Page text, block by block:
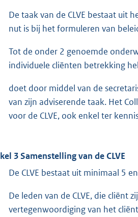
De taak van de CLVE bestaat uit
nut is bij het formuleren van
Tot de onder 2 genoemde
individuele cliënten betrekking
doet door middel van de
van zijn adviserende taak. Het
voor de CLVE, ook enkel ter
3 Samenstelling van de CLVE
De CLVE bestaat uit minimaal 5
De leden van de CLVE, die cliënt
vertegenwoordiging van het